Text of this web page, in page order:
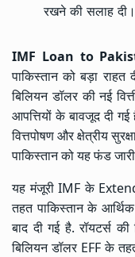
रखने की सलाह दी।
IMF Loan to
पाकिस्तान को बड़ा
बिलियन डॉलर की नई
आपत्तियों के बावजूद दी
वित्तपोषण और क्षेत्रीय
पाकिस्तान को यह फंड
यह मंजूरी IMF के
तहत पाकिस्तान के आर्थिक
बाद दी गई है. रॉयटर्स
बिलियन डॉलर EFF के